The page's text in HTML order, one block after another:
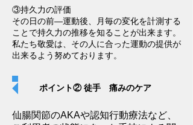
③持久力の評価
その日の前―運動後、月毎の変化を計測する
ことで持久力の推移を知ることが出来ます。
私たち敬愛は、その人に合った運動の提供が
出来るよう努めております。
ポイント② 徒手 痛みのケア
仙腸関節のAKAや認知行動療法など、